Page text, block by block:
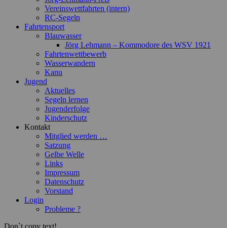
Vereinswettfahrten (intern)
RC-Segeln
Fahrtensport
Blauwasser
Jörg Lehmann – Kommodore des WSV 1921
Fahrtenwettbewerb
Wasserwandern
Kanu
Jugend
Aktuelles
Segeln lernen
Jugenderfolge
Kinderschutz
Kontakt
Mitglied werden …
Satzung
Gelbe Welle
Links
Impressum
Datenschutz
Vorstand
Login
Probleme ?
Don`t copy text!